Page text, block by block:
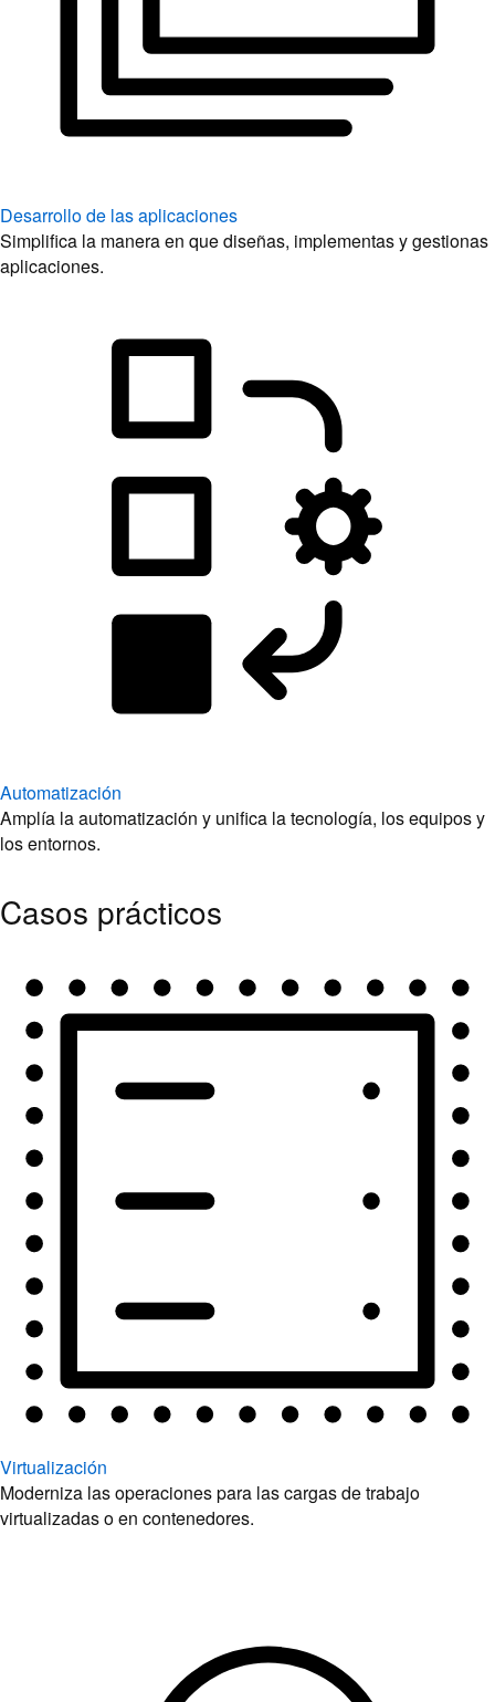
Desarrollo de las aplicaciones
Simplifica la manera en que diseñas, implementas y gestionas
aplicaciones.
Automatización
Amplía la automatización y unifica la tecnología, los equipos y
los entornos.
Casos prácticos
Virtualización
Moderniza las operaciones para las cargas de trabajo
virtualizadas o en contenedores.